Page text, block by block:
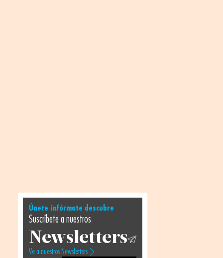
Únete infórmate descubre
Suscríbete a nuestros
Newsletters
Ve a nuestros Newsletters